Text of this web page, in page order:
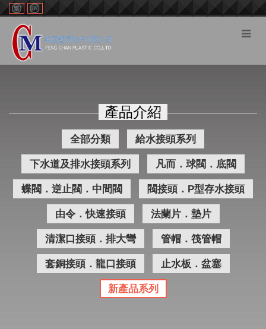
切
換
產品介紹
全部分類 給水接頭系列
下水道及排水接頭系列 凡而．球閥．底閥
蝶閥．逆止閥．中間閥 閥接頭．P型存水接頭
由令．快速接頭 法蘭片．墊片
清潔口接頭．排大彎 管帽．筏管帽
套銅接頭．龍口接頭 止水板．盆塞
新產品系列